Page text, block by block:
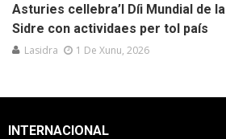
Asturies cellebra’l Díi Mundial de la
Sidre con actividaes per tol país
Lasidra 1 De Xunu, 2026
INTERNACIONAL